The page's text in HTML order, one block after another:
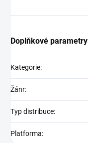
Doplňkové parametry
Kategorie:
Žánr:
Typ distribuce:
Platforma: